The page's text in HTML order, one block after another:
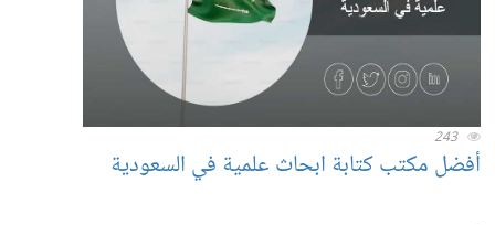
243
أفضل مكتب كتابة ابحاث علمية في السعودية